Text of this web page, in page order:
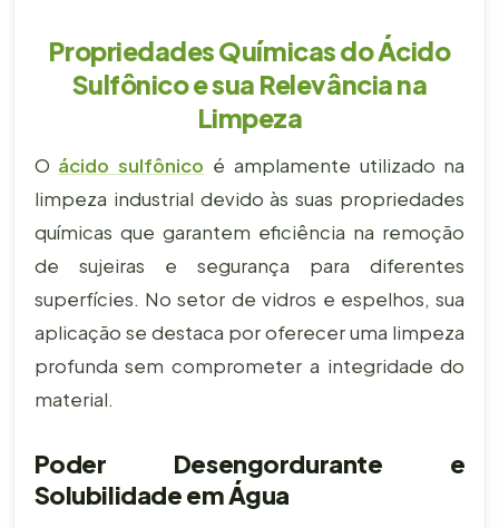
Propriedades Químicas do Ácido
Sulfônico e sua Relevância na
Limpeza
O ácido sulfônico é amplamente utilizado na
limpeza industrial devido às suas propriedades
químicas que garantem eficiência na remoção
de sujeiras e segurança para diferentes
superfícies. No setor de vidros e espelhos, sua
aplicação se destaca por oferecer uma limpeza
profunda sem comprometer a integridade do
material.
Poder Desengordurante e
Solubilidade em Água